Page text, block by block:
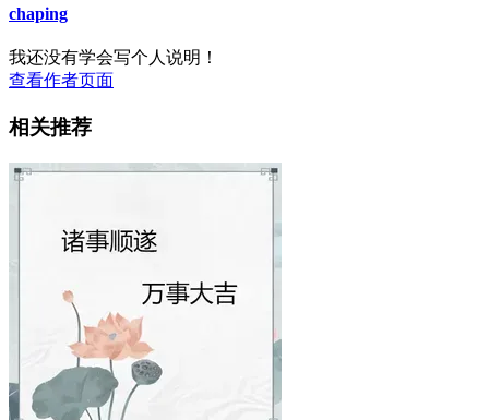
chaping
我还没有学会写个人说明！
查看作者页面
相关推荐